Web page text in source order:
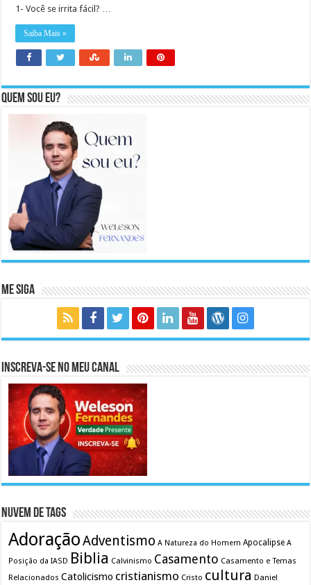
1- Você se irrita fácil? …
Saiba Mais »
Quem sou eu?
Me Siga
Inscreva-se no meu canal
Nuvem de Tags
AdoraçãoAdventismo A Natureza do Homem Apocalipse A
Posição da IASD Biblia Calvinismo Casamento Casamento e Temas
Relacionados Catolicismo cristianismo Cristo cultura Daniel